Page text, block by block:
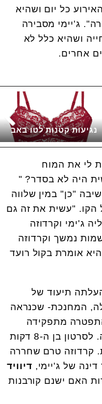
כל יום ושהיא
ג'יימי מסבירה
ושהיא כלל לא
אחרים.
נגיעות קטנות לטו באב
לי את המוח
היה לא בסדר? "
"כן" במין שלווה
הקו. "עשית את זה גם
ג'ימי וקרדוזה
נמשך וקרדוזה
אומרת בקול רועד
תיעוד של
המחנכת- שכנראה
מתפקידה
כסגנית מנהלת באלהמברה. לסרטון בן ה-8 דקות
קרדוזה טרם שחררה
של ג'יימי, דיוויד
האם ישנם קורבנות